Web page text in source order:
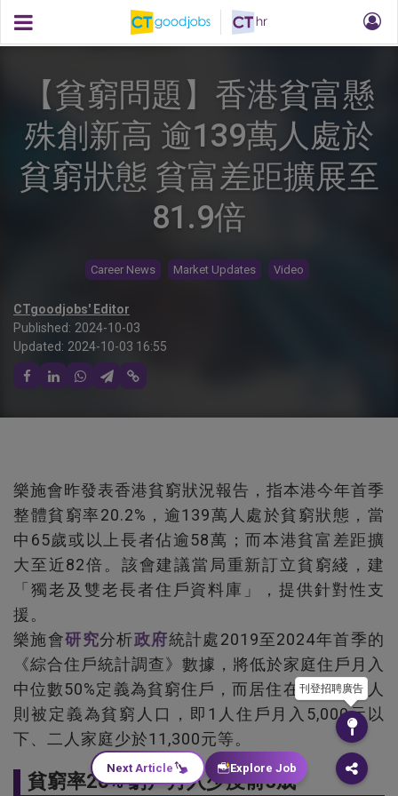
【貧窮問題】香港貧富懸
殊創新高 逾139萬人處於
貧窮狀態 貧富差距擴展至
81.9倍
Career News Market Updates Video
CTgoodjobs' Editor
Published: 2024-10-03
Updated: 2024-10-03 16:55
樂施會昨發表香港貧窮狀況報告，指本港今年首季
整體貧窮率20.2%，逾139萬人處於貧窮狀態，當
中65歲或以上長者佔逾58萬；而本港貧富差距擴
大至近82倍。該會建議當局重新訂立貧窮綫，建
「獨老及雙老長者住戶資料庫」，提供針對性支
援。
樂施會研究分析政府統計處2019至2024年首季的
《綜合住戶統計調查》數據，將低於家庭住戶月入
中位數50%定義為貧窮住戶，而居住在該住戶的人
則被定義為貧窮人口，即1人住戶月入5,000元以
下、二人家庭少於11,300元等。
貧窮率20% 窮戶月入少疫前5成
刊登招聘廣告
Next Article Explore Job